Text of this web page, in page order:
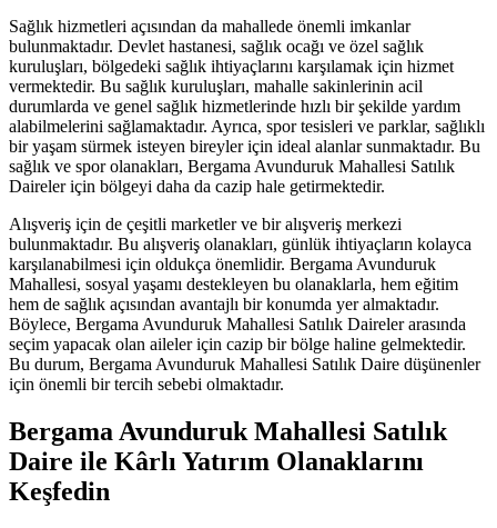
Sağlık hizmetleri açısından da mahallede önemli imkanlar
bulunmaktadır. Devlet hastanesi, sağlık ocağı ve özel sağlık
kuruluşları, bölgedeki sağlık ihtiyaçlarını karşılamak için hizmet
vermektedir. Bu sağlık kuruluşları, mahalle sakinlerinin acil
durumlarda ve genel sağlık hizmetlerinde hızlı bir şekilde yardım
alabilmelerini sağlamaktadır. Ayrıca, spor tesisleri ve parklar, sağlıklı
bir yaşam sürmek isteyen bireyler için ideal alanlar sunmaktadır. Bu
sağlık ve spor olanakları, Bergama Avunduruk Mahallesi Satılık
Daireler için bölgeyi daha da cazip hale getirmektedir.
Alışveriş için de çeşitli marketler ve bir alışveriş merkezi
bulunmaktadır. Bu alışveriş olanakları, günlük ihtiyaçların kolayca
karşılanabilmesi için oldukça önemlidir. Bergama Avunduruk
Mahallesi, sosyal yaşamı destekleyen bu olanaklarla, hem eğitim
hem de sağlık açısından avantajlı bir konumda yer almaktadır.
Böylece, Bergama Avunduruk Mahallesi Satılık Daireler arasında
seçim yapacak olan aileler için cazip bir bölge haline gelmektedir.
Bu durum, Bergama Avunduruk Mahallesi Satılık Daire düşünenler
için önemli bir tercih sebebi olmaktadır.
Bergama Avunduruk Mahallesi Satılık
Daire ile Kârlı Yatırım Olanaklarını
Keşfedin